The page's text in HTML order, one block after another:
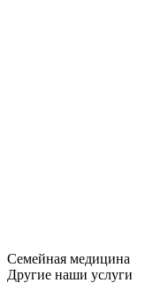
Семейная медицина
Другие наши услуги